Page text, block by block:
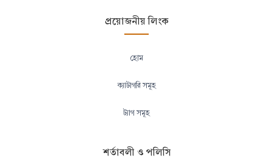
প্রয়োজনীয় লিংক
হোম
ক্যাটাগরি সমূহ
ট্যাগ সমূহ
শর্তাবলী ও পলিসি